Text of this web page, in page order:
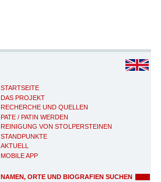
STARTSEITE
DAS PROJEKT
RECHERCHE UND QUELLEN
PATE / PATIN WERDEN
REINIGUNG VON STOLPERSTEINEN
STANDPUNKTE
AKTUELL
MOBILE APP
NAMEN, ORTE UND BIOGRAFIEN SUCHEN